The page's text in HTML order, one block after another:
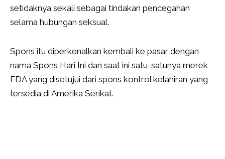
setidaknya sekali sebagai tindakan pencegahan
selama hubungan seksual.
Spons itu diperkenalkan kembali ke pasar dengan
nama Spons Hari Ini dan saat ini satu-satunya merek
FDA yang disetujui dari spons kontrol kelahiran yang
tersedia di Amerika Serikat.